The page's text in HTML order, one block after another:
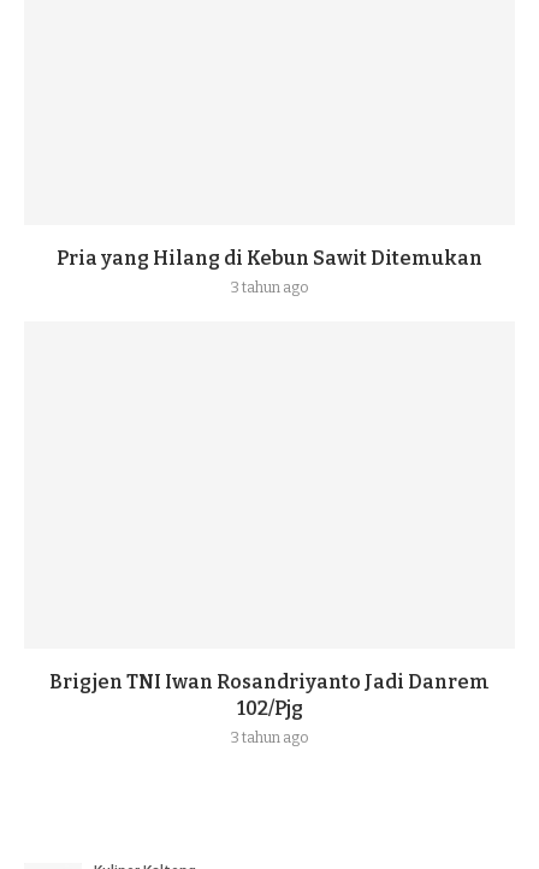
Pria yang Hilang di Kebun Sawit Ditemukan
3 tahun ago
Brigjen TNI Iwan Rosandriyanto Jadi Danrem
102/Pjg
3 tahun ago